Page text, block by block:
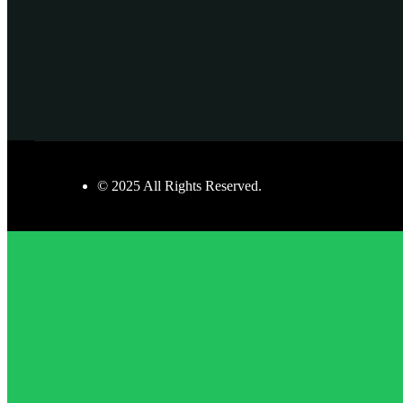
© 2025 All Rights Reserved.